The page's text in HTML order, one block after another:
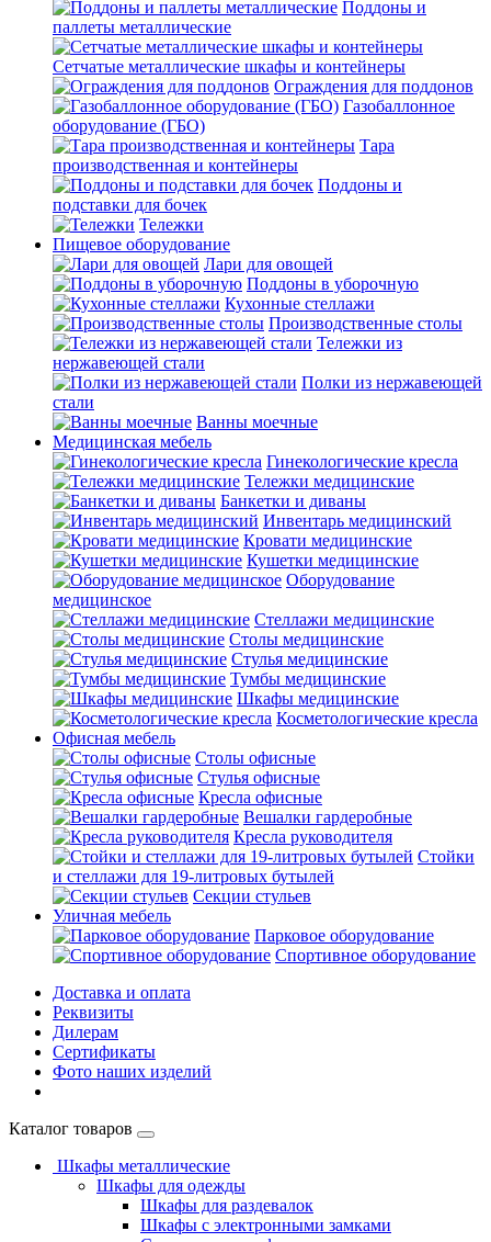
Поддоны и
паллеты металлические
Сетчатые металлические шкафы и контейнеры
Ограждения для поддонов
Газобаллонное
оборудование (ГБО)
Тара
производственная и контейнеры
Поддоны и
подставки для бочек
Тележки
Пищевое оборудование
Лари для овощей
Поддоны в уборочную
Кухонные стеллажи
Производственные столы
Тележки из
нержавеющей стали
Полки из нержавеющей
стали
Ванны моечные
Медицинская мебель
Гинекологические кресла
Тележки медицинские
Банкетки и диваны
Инвентарь медицинский
Кровати медицинские
Кушетки медицинские
Оборудование
медицинское
Стеллажи медицинские
Столы медицинские
Стулья медицинские
Тумбы медицинские
Шкафы медицинские
Косметологические кресла
Офисная мебель
Столы офисные
Стулья офисные
Кресла офисные
Вешалки гардеробные
Кресла руководителя
Стойки
и стеллажи для 19-литровых бутылей
Секции стульев
Уличная мебель
Парковое оборудование
Спортивное оборудование
Доставка и оплата
Реквизиты
Дилерам
Сертификаты
Фото наших изделий
Каталог товаров
Шкафы металлические
Шкафы для одежды
Шкафы для раздевалок
Шкафы с электронными замками